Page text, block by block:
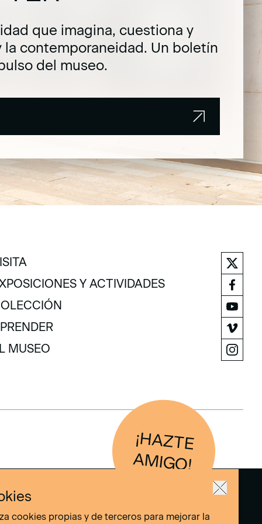
que imagina, cuestiona y
la contemporaneidad. Un boletín
del museo.
Y ACTIVIDADES
Y ACTIVIDADES
MUSEO
¡H
AZTE
AM
IG
O
!
cookies propias y de terceros para mejorar la